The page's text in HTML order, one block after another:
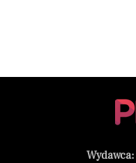
Wydawca: